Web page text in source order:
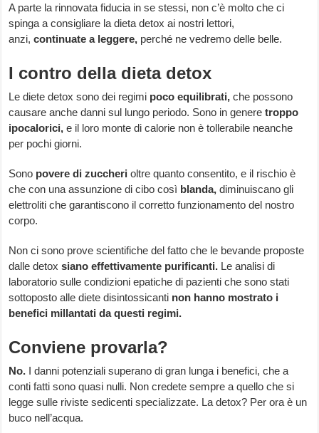
A parte la rinnovata fiducia in se stessi, non c’è molto che ci
spinga a consigliare la dieta detox ai nostri lettori,
anzi,continuate a leggere, perché ne vedremo delle belle.
I contro della dieta detox
Le diete detox sono dei regimi poco equilibrati,che possono
causare anche danni sul lungo periodo. Sono in generetroppo
ipocalorici,e il loro monte di calorie non è tollerabile neanche
per pochi giorni.
Sono povere di zuccherioltre quanto consentito, e il rischio è
che con una assunzione di cibo così blanda,diminuiscano gli
elettroliti che garantiscono il corretto funzionamento del nostro
corpo.
Non ci sono prove scientifiche del fatto che le bevande proposte
dalle detoxsiano effettivamente purificanti. Le analisi di
laboratorio sulle condizioni epatiche di pazienti che sono stati
sottoposto alle diete disintossicanti non hanno mostrato i
benefici millantati da questi regimi.
Conviene provarla?
No. I danni potenziali superano di gran lunga i benefici, che a
conti fatti sono quasi nulli. Non credete sempre a quello che si
legge sulle riviste sedicenti specializzate. La detox? Per ora è un
buco nell’acqua.